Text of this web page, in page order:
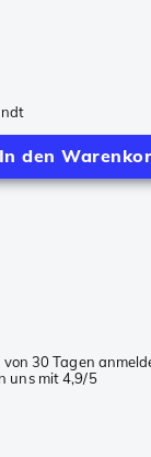
In den
30 Tagen
uns mit 4,9/5